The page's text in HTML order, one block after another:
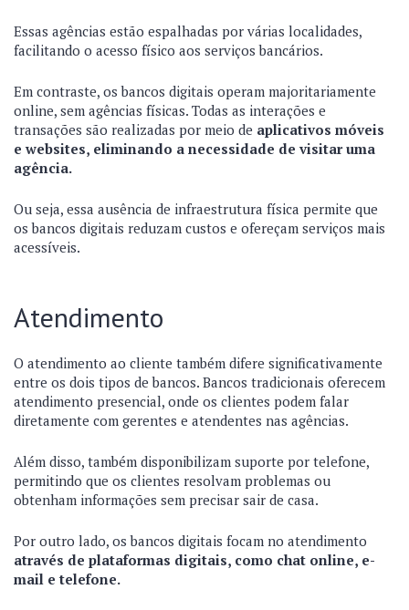
Essas agências estão espalhadas por várias localidades,
facilitando o acesso físico aos serviços bancários.
Em contraste, os bancos digitais operam majoritariamente
online, sem agências físicas. Todas as interações e
transações são realizadas por meio de aplicativos móveis
e websites, eliminando a necessidade de visitar uma
agência.
Ou seja, essa ausência de infraestrutura física permite que
os bancos digitais reduzam custos e ofereçam serviços mais
acessíveis.
Atendimento
O atendimento ao cliente também difere significativamente
entre os dois tipos de bancos. Bancos tradicionais oferecem
atendimento presencial, onde os clientes podem falar
diretamente com gerentes e atendentes nas agências.
Além disso, também disponibilizam suporte por telefone,
permitindo que os clientes resolvam problemas ou
obtenham informações sem precisar sair de casa.
Por outro lado, os bancos digitais focam no atendimento
através de plataformas digitais, como chat online, e-
mail e telefone.